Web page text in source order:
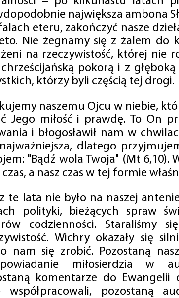
największa ambona
eteru, zakończyć nasze
Nie żegnamy się z żalem do
na rzeczywistość, której nie
pokorą i z
którzy byli częścią tej drogi.
naszemu Ojcu w niebie,
Jego miłość i prawdę. To On
i błogosławił nam w
dlatego
"Bądź wola Twoja" (Mt 6,10).
a nasz czas w tej formie
te lata nie było na naszej
polityki, bieżących spraw
codzienności. Staraliśmy
Wichry okazały się
nam się zrobić. Pozostaną
miłosierdzia w
komentarze do
współpracowali, pozostaną